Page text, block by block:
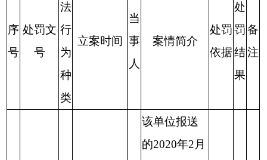
序
号
处罚文
号
法
行
为
种
类
立案时间
当
事
人
案情简介
处罚
依据
处
罚
结
果
备
注
该单位报送
的2020年2月